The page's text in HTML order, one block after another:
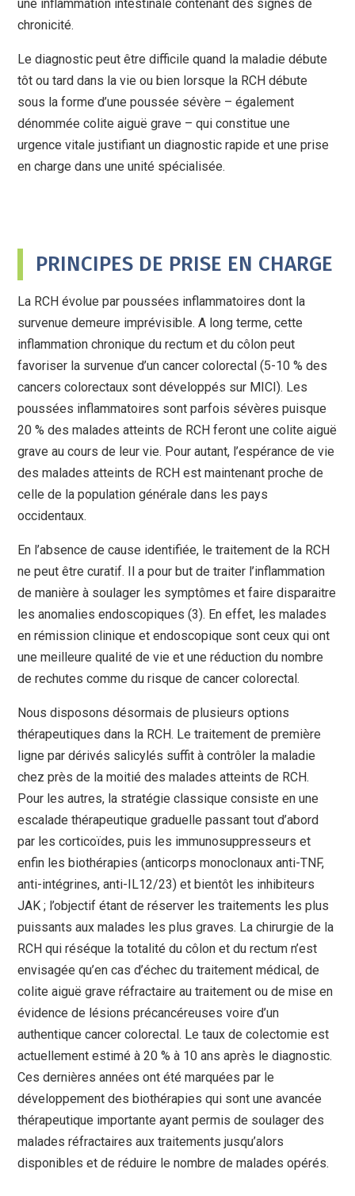
une inflammation intestinale contenant des signes de
chronicité.
Le diagnostic peut être difficile quand la maladie débute
tôt ou tard dans la vie ou bien lorsque la RCH débute
sous la forme d’une poussée sévère – également
dénommée colite aiguë grave – qui constitue une
urgence vitale justifiant un diagnostic rapide et une prise
en charge dans une unité spécialisée.
PRINCIPES DE PRISE EN CHARGE
La RCH évolue par poussées inflammatoires dont la
survenue demeure imprévisible. A long terme, cette
inflammation chronique du rectum et du côlon peut
favoriser la survenue d’un cancer colorectal (5-10 % des
cancers colorectaux sont développés sur MICI). Les
poussées inflammatoires sont parfois sévères puisque
20 % des malades atteints de RCH feront une colite aiguë
grave au cours de leur vie. Pour autant, l’espérance de vie
des malades atteints de RCH est maintenant proche de
celle de la population générale dans les pays
occidentaux.
En l’absence de cause identifiée, le traitement de la RCH
ne peut être curatif. Il a pour but de traiter l’inflammation
de manière à soulager les symptômes et faire disparaitre
les anomalies endoscopiques (3). En effet, les malades
en rémission clinique et endoscopique sont ceux qui ont
une meilleure qualité de vie et une réduction du nombre
de rechutes comme du risque de cancer colorectal.
Nous disposons désormais de plusieurs options
thérapeutiques dans la RCH. Le traitement de première
ligne par dérivés salicylés suffit à contrôler la maladie
chez près de la moitié des malades atteints de RCH.
Pour les autres, la stratégie classique consiste en une
escalade thérapeutique graduelle passant tout d’abord
par les corticoïdes, puis les immunosuppresseurs et
enfin les biothérapies (anticorps monoclonaux anti-TNF,
anti-intégrines, anti-IL12/23) et bientôt les inhibiteurs
JAK ; l’objectif étant de réserver les traitements les plus
puissants aux malades les plus graves. La chirurgie de la
RCH qui réséque la totalité du côlon et du rectum n’est
envisagée qu’en cas d’échec du traitement médical, de
colite aiguë grave réfractaire au traitement ou de mise en
évidence de lésions précancéreuses voire d’un
authentique cancer colorectal. Le taux de colectomie est
actuellement estimé à 20 % à 10 ans après le diagnostic.
Ces dernières années ont été marquées par le
développement des biothérapies qui sont une avancée
thérapeutique importante ayant permis de soulager des
malades réfractaires aux traitements jusqu’alors
disponibles et de réduire le nombre de malades opérés.